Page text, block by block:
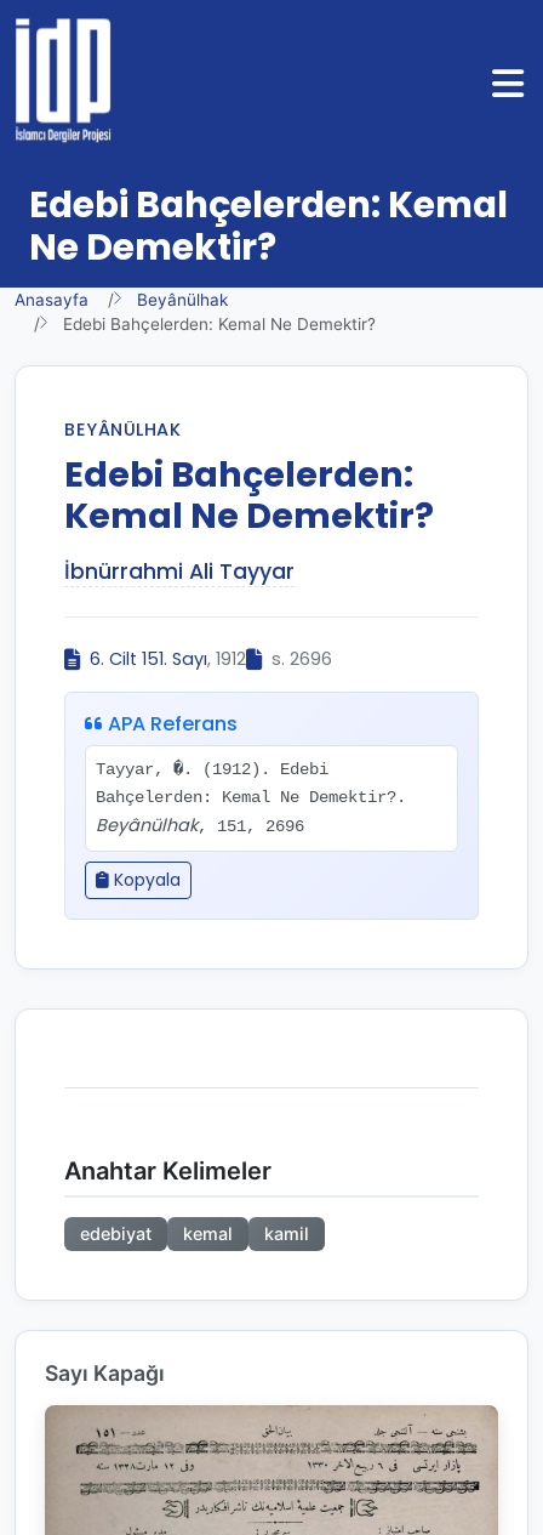
Edebi Bahçelerden: Kemal
Ne Demektir?
Anasayfa
Beyânülhak
Edebi Bahçelerden: Kemal Ne Demektir?
BEYÂNÜLHAK
Edebi Bahçelerden:
Kemal Ne Demektir?
İbnürrahmi Ali Tayyar
6. Cilt 151. Sayı, 1912 s. 2696
APA Referans
Tayyar, �. (1912). Edebi
Bahçelerden: Kemal Ne Demektir?.
Beyânülhak, 151, 2696
Kopyala
Anahtar Kelimeler
edebiyat kemal kamil
Sayı Kapağı